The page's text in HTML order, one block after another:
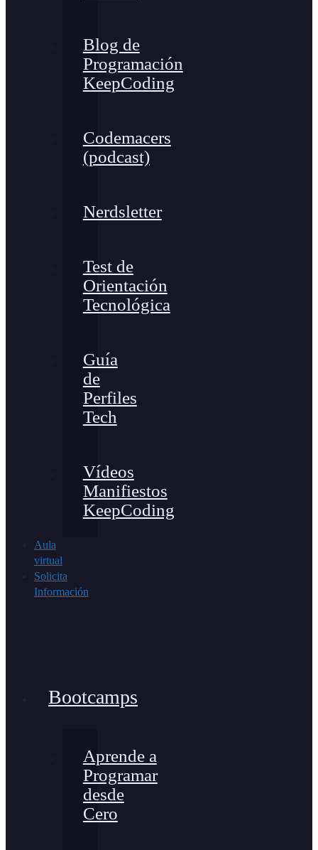
Blog de
Programación
KeepCoding
Codemacers
(podcast)
Nerdsletter
Test de
Orientación
Tecnológica
Guía
de
Perfiles
Tech
Vídeos
Manifiestos
KeepCoding
Aula
virtual
Solicita
Información
Bootcamps
Aprende a
Programar
desde
Cero